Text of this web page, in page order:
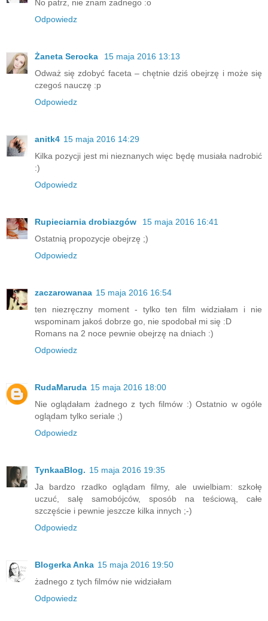
No patrz, nie znam żadnego :o
Odpowiedz
Żaneta Serocka
15 maja 2016 13:13
Odważ się zdobyć faceta – chętnie dziś obejrzę i może się
czegoś nauczę :p
Odpowiedz
anitk4 15 maja 2016 14:29
Kilka pozycji jest mi nieznanych więc będę musiała nadrobić
:)
Odpowiedz
Rupieciarnia drobiazgów
15 maja 2016 16:41
Ostatnią propozycje obejrzę ;)
Odpowiedz
zaczarowanaa 15 maja 2016 16:54
ten niezręczny moment - tylko ten film widziałam i nie
wspominam jakoś dobrze go, nie spodobał mi się :D
Romans na 2 noce pewnie obejrzę na dniach :)
Odpowiedz
RudaMaruda 15 maja 2016 18:00
Nie oglądałam żadnego z tych filmów :) Ostatnio w ogóle
oglądam tylko seriale ;)
Odpowiedz
TynkaaBlog. 15 maja 2016 19:35
Ja bardzo rzadko oglądam filmy, ale uwielbiam: szkołę
uczuć, salę samobójców, sposób na teściową, całe
szczęście i pewnie jeszcze kilka innych ;-)
Odpowiedz
Blogerka Anka 15 maja 2016 19:50
żadnego z tych filmów nie widziałam
Odpowiedz